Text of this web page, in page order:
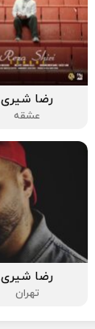
رضا شیری
عشقه
رضا شیری
تهران